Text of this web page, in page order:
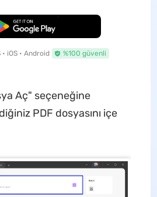
Ücretsiz İndirme
iOS • Android %100 güvenli
Aç" seçeneğine
PDF dosyasını içe